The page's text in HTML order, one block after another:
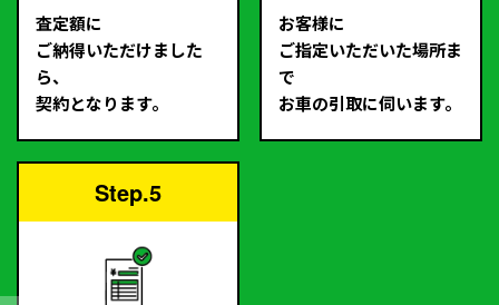
査定額に
ご納得いただけました
ら、
契約となります。
お客様に
ご指定いただいた場所ま
で
お車の引取に伺います。
Step.5